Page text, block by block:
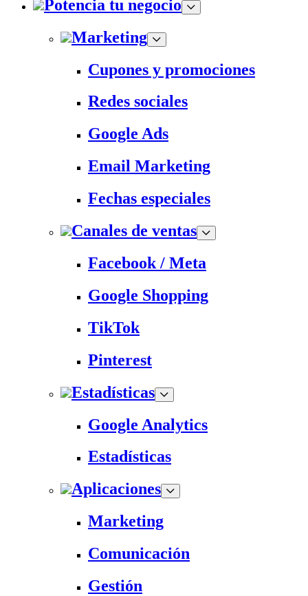
Potencia tu negocio
Marketing
Cupones y promociones
Redes sociales
Google Ads
Email Marketing
Fechas especiales
Canales de ventas
Facebook / Meta
Google Shopping
TikTok
Pinterest
Estadísticas
Google Analytics
Estadísticas
Aplicaciones
Marketing
Comunicación
Gestión